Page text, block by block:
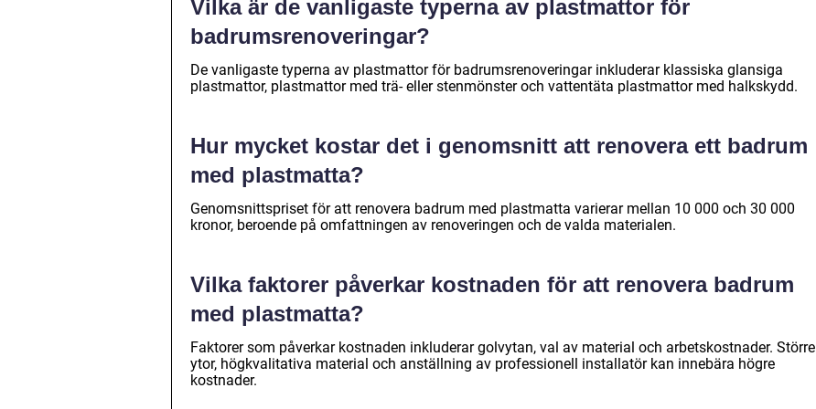
Vilka är de vanligaste typerna av plastmattor för
badrumsrenoveringar?
De vanligaste typerna av plastmattor för badrumsrenoveringar inkluderar klassiska glansiga
plastmattor, plastmattor med trä- eller stenmönster och vattentäta plastmattor med halkskydd.
Hur mycket kostar det i genomsnitt att renovera ett badrum
med plastmatta?
Genomsnittspriset för att renovera badrum med plastmatta varierar mellan 10 000 och 30 000
kronor, beroende på omfattningen av renoveringen och de valda materialen.
Vilka faktorer påverkar kostnaden för att renovera badrum
med plastmatta?
Faktorer som påverkar kostnaden inkluderar golvytan, val av material och arbetskostnader. Större
ytor, högkvalitativa material och anställning av professionell installatör kan innebära högre
kostnader.